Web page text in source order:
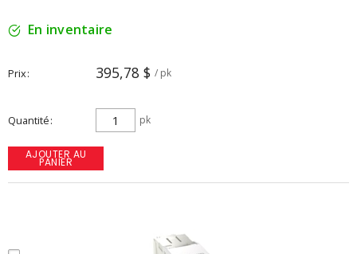
En inventaire
Prix 395,78 $ / pk
Quantité pk
AJOUTER AU
PANIER